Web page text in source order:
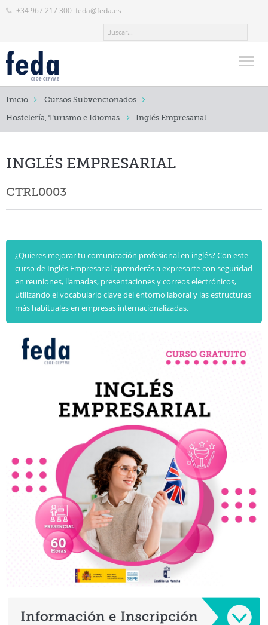
+34 967 217 300 feda@feda.es
Inicio
FEDA
Servicios
Valor añadido
Formación
Contacto
Inicio Cursos Subvencionados
Hostelería, Turismo e Idiomas Inglés Empresarial
INGLÉS EMPRESARIAL
CTRL0003
¿Quieres mejorar tu comunicación profesional en inglés? Con este
curso de Inglés Empresarial aprenderás a expresarte con seguridad
en reuniones, llamadas, presentaciones y correos electrónicos,
utilizando el vocabulario clave del entorno laboral y las estructuras
más habituales en empresas internacionalizadas.